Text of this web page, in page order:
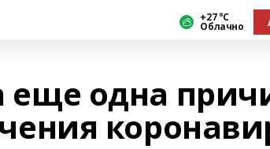
+27 °С
Облачно
еще одна